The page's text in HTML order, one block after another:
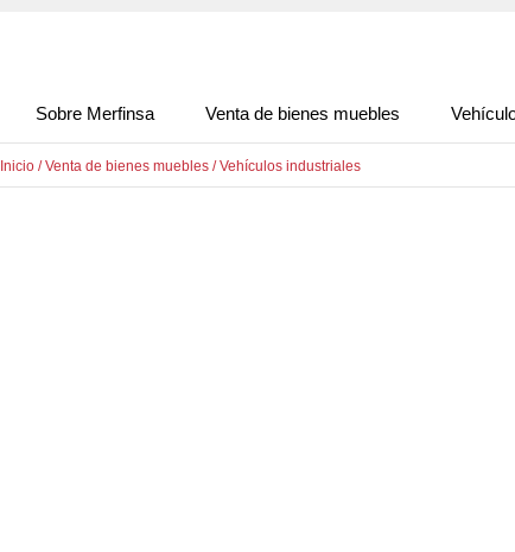
Sobre Merfinsa Venta de bienes muebles
Inicio /Venta de bienes muebles /Vehículos industriales